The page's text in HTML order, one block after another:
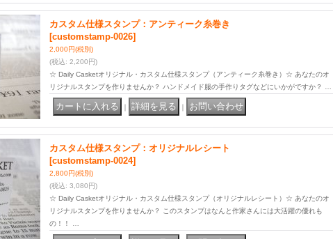
カスタム仕様スタンプ：アンティーク糸巻き
[customstamp-0026]
2,000円(税別)
(税込: 2,200円)
☆ Daily Casketオリジナル・カスタム仕様スタンプ（アンティーク糸巻き）☆ あなたのオ
リジナルスタンプを作りませんか？ ハンドメイド服の手作りタグなどにいかがですか？ …
｜ ｜
カスタム仕様スタンプ：オリジナルレシート
[customstamp-0024]
2,800円(税別)
(税込: 3,080円)
☆ Daily Casketオリジナル・カスタム仕様スタンプ（オリジナルレシート）☆ あなたのオ
リジナルスタンプを作りませんか？ このスタンプはなんと作家さんには大活躍の優れも
の！！ …